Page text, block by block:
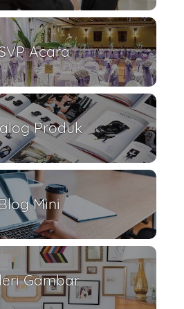
Acara
Produk
Mini
Gambar